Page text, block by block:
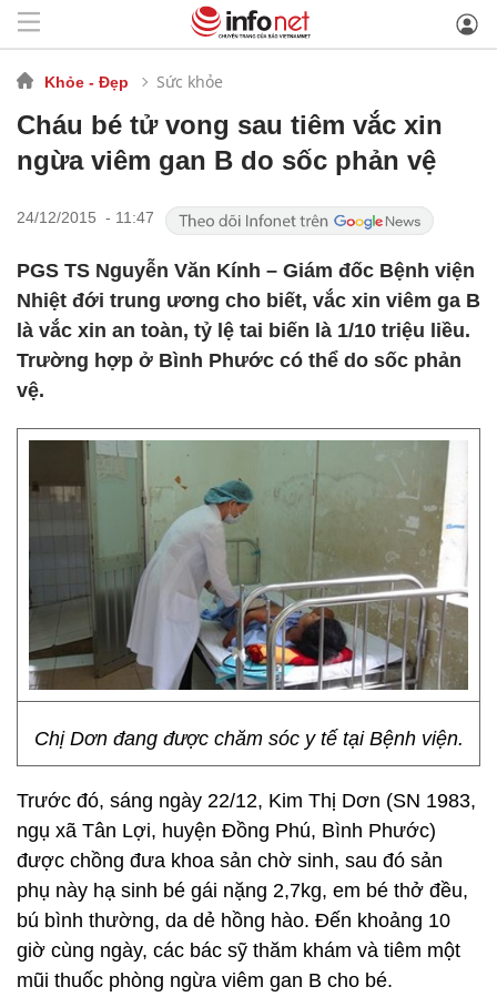
Khỏe - Đẹp Sức khỏe
Cháu bé tử vong sau tiêm vắc xin
ngừa viêm gan B do sốc phản vệ
24/12/2015 - 11:47
PGS TS Nguyễn Văn Kính – Giám đốc Bệnh viện
Nhiệt đới trung ương cho biết, vắc xin viêm ga B
là vắc xin an toàn, tỷ lệ tai biến là 1/10 triệu liều.
Trường hợp ở Bình Phước có thể do sốc phản
vệ.
Chị Dơn đang được chăm sóc y tế tại Bệnh viện.
Trước đó, sáng ngày 22/12, Kim Thị Dơn (SN 1983,
ngụ xã Tân Lợi, huyện Đồng Phú, Bình Phước)
được chồng đưa khoa sản chờ sinh, sau đó sản
phụ này hạ sinh bé gái nặng 2,7kg, em bé thở đều,
bú bình thường, da dẻ hồng hào. Đến khoảng 10
giờ cùng ngày, các bác sỹ thăm khám và tiêm một
mũi thuốc phòng ngừa viêm gan B cho bé.